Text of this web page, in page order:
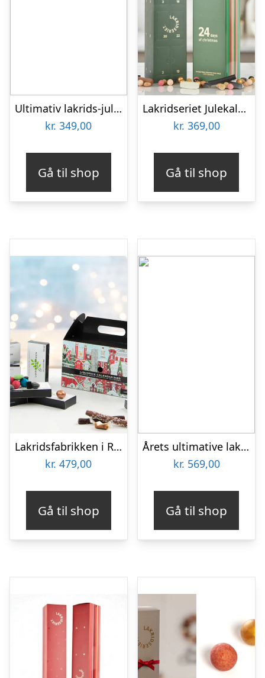
Ultimativ lakrids-julekalender 2025 fra Lakridseriet (XL) – 500g
kr. 349,00
Gå til shop
Lakridseriet Julekalender Exclusive 2026
kr. 369,00
Gå til shop
Lakridsfabrikken i Ramlösa Julekalender
kr. 479,00
Gå til shop
Årets ultimative lakrids-julekalender fra Lakridseriet – 1 meter – 860g
kr. 569,00
Gå til shop